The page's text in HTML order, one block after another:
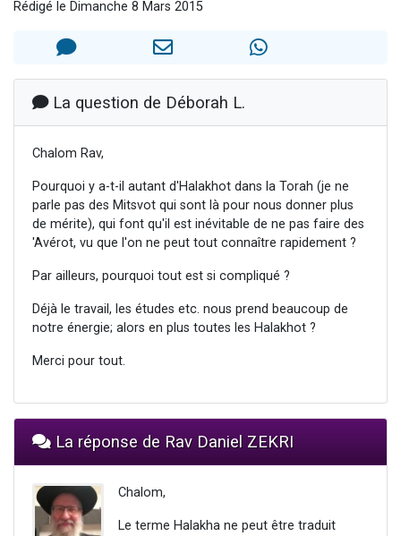
Il reste 49 places pour étudier en groupe sur Zoom
Nathaniel vient de donner son Maasser
4 personnes viennent de nous rejoindre sur WhatsApp
Rédigé le Dimanche 8 Mars 2015
La question de Déborah L.
Chalom Rav,
Pourquoi y a-t-il autant d'Halakhot dans la Torah (je ne
parle pas des Mitsvot qui sont là pour nous donner plus
de mérite), qui font qu'il est inévitable de ne pas faire des
'Avérot, vu que l'on ne peut tout connaître rapidement ?
Par ailleurs, pourquoi tout est si compliqué ?
Déjà le travail, les études etc. nous prend beaucoup de
notre énergie; alors en plus toutes les Halakhot ?
Merci pour tout.
La réponse de Rav Daniel ZEKRI
Chalom,
Le terme Halakha ne peut être traduit